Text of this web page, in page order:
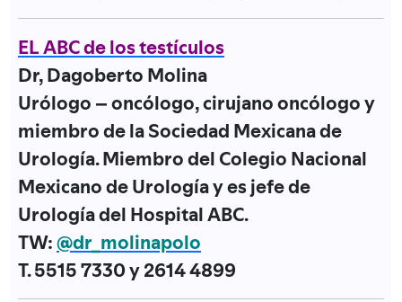
EL ABC de los testículos
Dr, Dagoberto Molina
Urólogo – oncólogo, cirujano oncólogo y
miembro de la Sociedad Mexicana de
Urología. Miembro del Colegio Nacional
Mexicano de Urología y es jefe de
Urología del Hospital ABC.
TW:@dr_molinapolo
T. 5515 7330 y 2614 4899